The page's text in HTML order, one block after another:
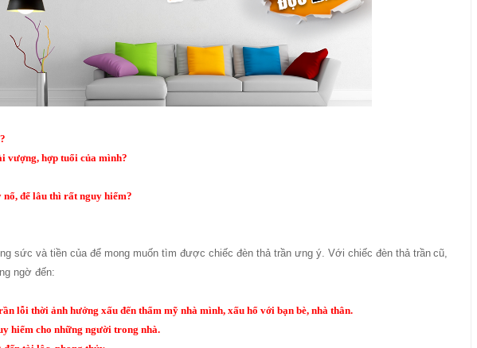
vượng, hợp tuổi của mình?
nổ, để lâu thì rất nguy hiểm?
sức và tiền của để mong muốn tìm được chiếc đèn thả trần ưng ý. Với chiếc đèn thả trần cũ,
ngờ đến:
lỗi thời ảnh hưởng xấu đến thẩm mỹ nhà mình, xấu hổ với bạn bè, nhà thân.
hiểm cho những người trong nhà.